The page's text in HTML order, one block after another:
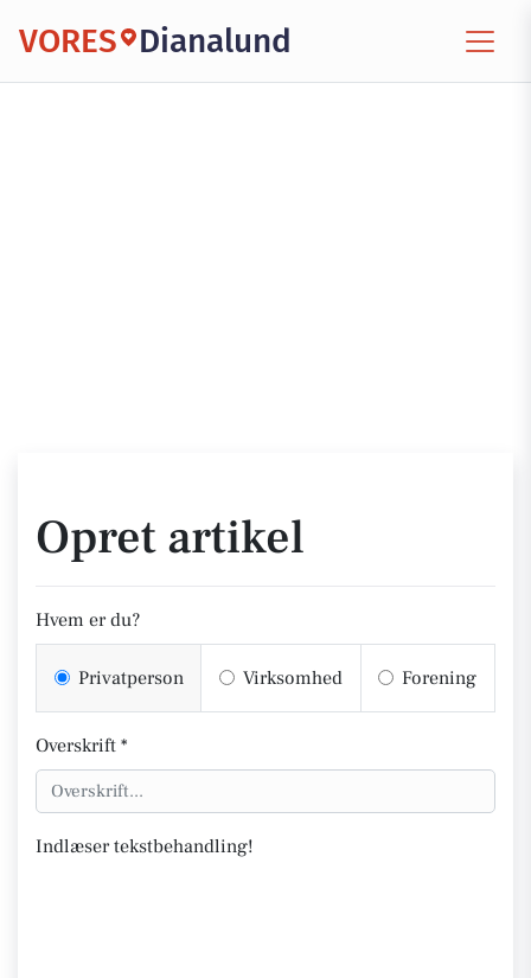
VORES Dianalund
Opret artikel
Hvem er du?
Privatperson Virksomhed Forening
Overskrift *
Indlæser tekstbehandling!